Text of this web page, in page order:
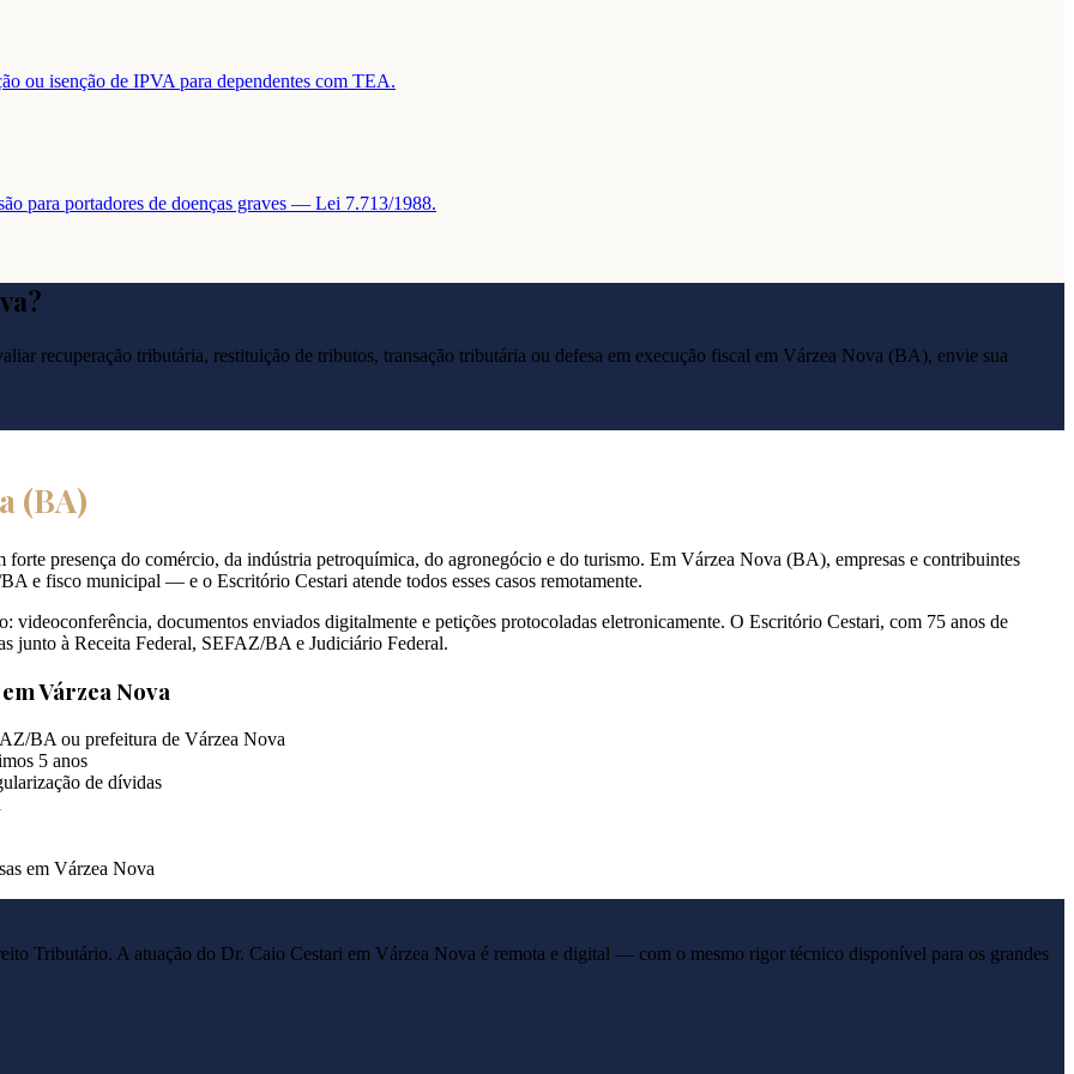
ou isenção de IPVA para dependentes com TEA.
para portadores de doenças graves — Lei 7.713/1988.
?
recuperação tributária, restituição de tributos, transação tributária ou defesa em execução fiscal em Várzea Nova (BA), envie sua
(BA)
presença do comércio, da indústria petroquímica, do agronegócio e do turismo. Em Várzea Nova (BA), empresas e contribuintes
e fisco municipal — e o Escritório Cestari atende todos esses casos remotamente.
documentos enviados digitalmente e petições protocoladas eletronicamente. O Escritório Cestari, com 75 anos de
junto à Receita Federal, SEFAZ/BA e Judiciário Federal.
Várzea Nova
BA ou prefeitura de Várzea Nova
5 anos
de dívidas
em Várzea Nova
Tributário. A atuação do Dr. Caio Cestari em Várzea Nova é remota e digital — com o mesmo rigor técnico disponível para os grandes